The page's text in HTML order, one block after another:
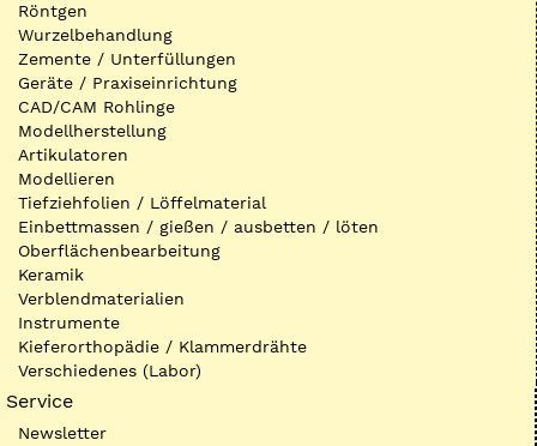
Röntgen
Wurzelbehandlung
Zemente / Unterfüllungen
Geräte / Praxiseinrichtung
CAD/CAM Rohlinge
Modellherstellung
Artikulatoren
Modellieren
Tiefziehfolien / Löffelmaterial
Einbettmassen / gießen / ausbetten / löten
Oberflächenbearbeitung
Keramik
Verblendmaterialien
Instrumente
Kieferorthopädie / Klammerdrähte
Verschiedenes (Labor)
Service
Newsletter